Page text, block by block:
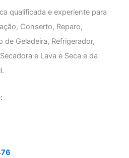
qualificada e experiente para
Conserto, Reparo,
Geladeira, Refrigerador,
e Lava e Seca e da